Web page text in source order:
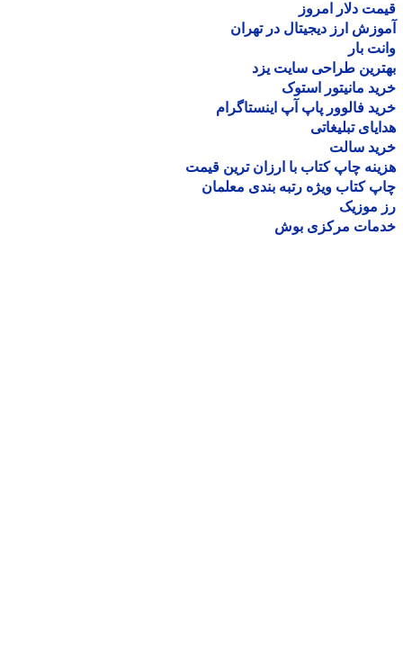
دلار امروز
ارز دیجیتال در تهران
بار
طراحی سایت یزد
مانیتور استوک
فالوور پاپ آپ اینستاگرام
تبلیغاتی
سالت
چاپ کتاب با ارزان ترین قیمت
کتاب ویژه رتبه بندی معلمان
موزیک
مرکزی بوش